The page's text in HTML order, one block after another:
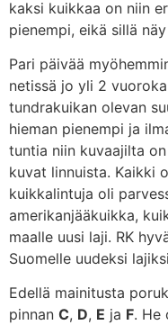
kaksi kuikkaa on niin
pienempi, eikä sillä
Pari päivää
netissä jo yli 2
tundrakuikan olevan
hieman pienempi ja
tuntia niin kuvaajilta
kuvat linnuista. Kaikki
kuikkalintuja oli
amerikanjääkuikka,
maalle uusi laji. RK
Suomelle uudeksi
Edellä mainitusta
pinnan C, D, E ja F. He